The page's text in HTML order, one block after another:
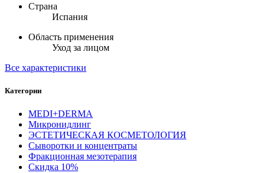
Страна
Испания
Область применения
Уход за лицом
Все характеристики
Категории
MEDI+DERMA
Микронидлинг
ЭСТЕТИЧЕСКАЯ КОСМЕТОЛОГИЯ
Сыворотки и концентраты
Фракционная мезотерапия
Скидка 10%